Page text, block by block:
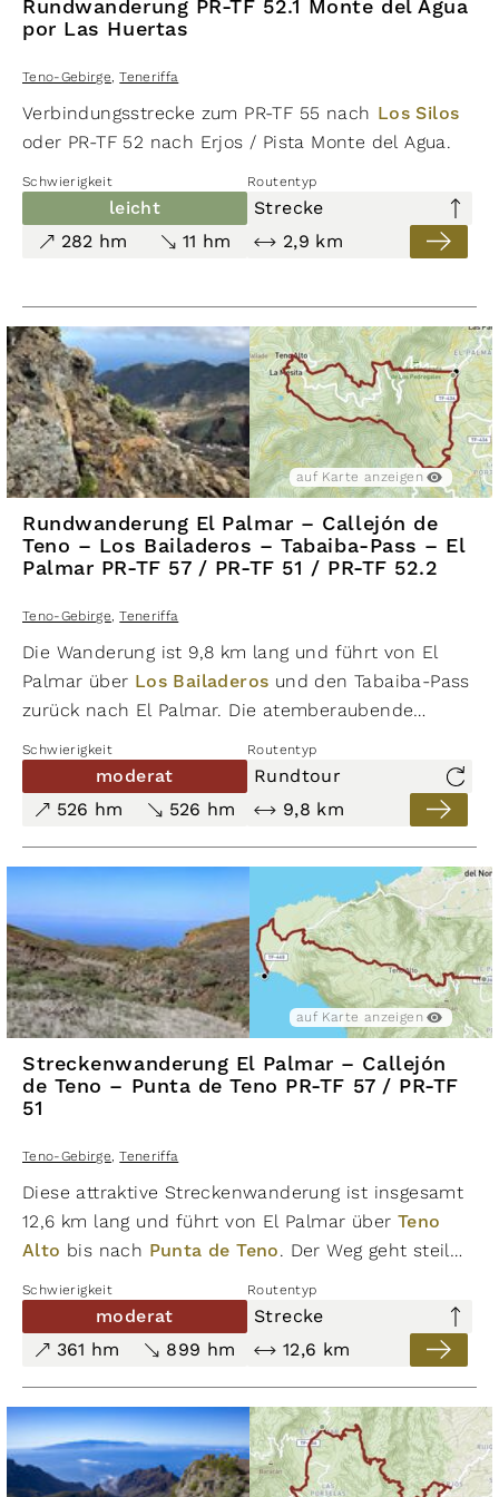
Rundwanderung PR-TF 52.1 Monte del Agua
por Las Huertas
Teno-Gebirge Teneriffa
Verbindungsstrecke zum PR-TF 55 nach Los Silos
oder PR-TF 52 nach Erjos / Pista Monte del Agua.
Schwierigkeit Routentyp
leicht
Strecke
282 hm
11 hm 2,9 km
auf Karte anzeigen
Rundwanderung El Palmar – Callejón de
Teno – Los Bailaderos – Tabaiba-Pass – El
Palmar PR-TF 57 / PR-TF 51 / PR-TF 52.2
Teno-Gebirge Teneriffa
Die Wanderung ist 9,8 km lang und führt von El
Palmar über Los Bailaderos und den Tabaiba-Pass
zurück nach El Palmar. Die atemberaubende
den malerischen Teno Alto zuerst steil bergauf und
später entspannt über den Bergkamm des
Baracán. Unterwegs wird man mit Ausblicken auf
die Schluchten, das Meer und das Teno Gebirge
belohnt. Die größten Abschnitte dieser Wanderung
verlaufen auf Pfaden und gepflasterten Wegen
entlang der Bergkämme und bieten ein
unvergessliches Erlebnis für alle Wanderliebhaber.
Schwierigkeit Routentyp
moderat
Rundtour
526 hm
526 hm 9,8 km
auf Karte anzeigen
Streckenwanderung El Palmar – Callejón
de Teno – Punta de Teno PR-TF 57 / PR-TF
51
Teno-Gebirge Teneriffa
Diese attraktive Streckenwanderung ist insgesamt
12,6 km lang und führt von El Palmar über Teno
Alto bis nach Punta de Teno. Der Weg geht steil
schlängelt sich oberhalb von El Palmar weiter auf
den Berggrat. Hier wechselt der Weg auf einen
Pfad, der einen bis an die Küste führt und mit
atemberaubenden Ausblicken auf die Schluchten,
das Meer und das Teno Gebirge belohnt. Die
Abschnitte dieser Wanderung verlaufen auf
Waldwegen, Bergkämmen, Schluchten und der
Schwierigkeit Routentyp
moderat
Strecke
361 hm
899 hm 12,6 km